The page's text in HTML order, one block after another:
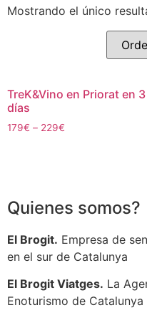
Mostrando el único
TreK&Vino en Priorat en 3
días
179€ – 229€
Quienes somos?
El Brogit. Empresa de
en el sur de Catalunya
El Brogit Viatges. La
Enoturismo de Catalunya